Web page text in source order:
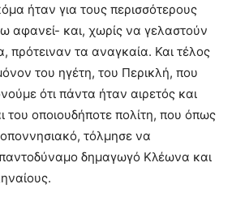
ήταν για τους περισσότερους
αφανεί- και, χωρίς να γελαστούν
πρότειναν τα αναγκαία. Και τέλος
του ηγέτη, του Περικλή, που
ότι πάντα ήταν αιρετός και
οποιουδήποτε πολίτη, που όπως
τόλμησε να
παντοδύναμο δημαγωγό Κλέωνα και